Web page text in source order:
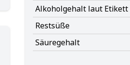
Alkoholgehalt laut Etikett
Restsüße
Säuregehalt